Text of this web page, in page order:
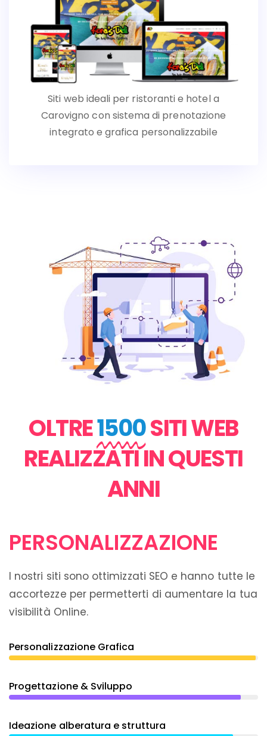
Siti web ideali per ristoranti e hotel a
Carovigno con sistema di prenotazione
integrato e grafica personalizzabile
OLTRE1500SITI WEB
REALIZZATI IN QUESTI
ANNI
PERSONALIZZAZIONE
I nostri siti sono ottimizzati SEO e hanno tutte le
accortezze per permetterti di aumentare la tua
visibilità Online.
Personalizzazione Grafica
Progettazione & Sviluppo
Ideazione alberatura e struttura